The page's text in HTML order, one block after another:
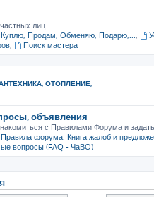
лиц
Куплю, Продам, Обменяю, Подарю,...,
, Поиск мастера
ОТОПЛЕНИЕ,
объявления
с Правилами Форума и
Правила форума. Книга жалоб и
вопросы (FAQ - ЧаВО)